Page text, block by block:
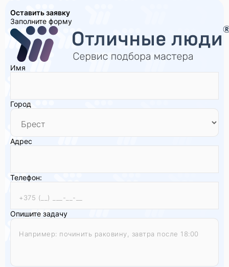
Оставить заявку
Заполните форму
Имя
Город
Адрес
Телефон:
Опишите задачу